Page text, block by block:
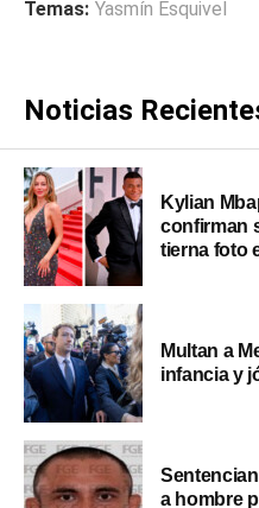
Temas: Yasmín Esquivel
Noticias
Kylian
confirman
tierna foto
Multan a
infancia y
a hombre